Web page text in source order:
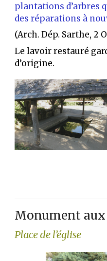
plantations d’arbres
des réparations à
(Arch. Dép. Sarthe, 2
Le lavoir restauré
d’origine.
Monument
Place de l’église